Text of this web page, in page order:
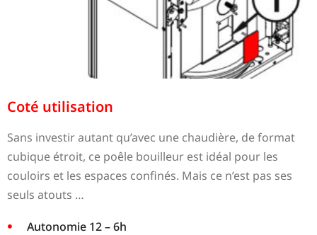
Coté utilisation
Sans investir autant qu’avec une chaudière, de format
cubique étroit, ce poêle bouilleur est idéal pour les
couloirs et les espaces confinés. Mais ce n’est pas ses
seuls atouts …
Autonomie 12 – 6h